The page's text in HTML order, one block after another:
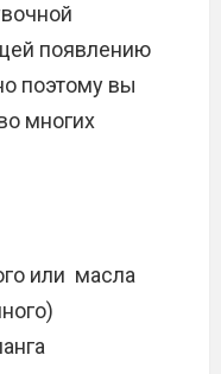
появлению
поэтому вы
многих
или масла